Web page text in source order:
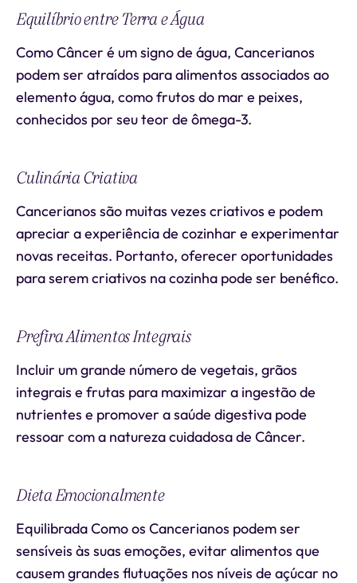
Equilíbrio entre Terra e Água
Como Câncer é um signo de água, Cancerianos
podem ser atraídos para alimentos associados ao
elemento água, como frutos do mar e peixes,
conhecidos por seu teor de ômega-3.
Culinária Criativa
Cancerianos são muitas vezes criativos e podem
apreciar a experiência de cozinhar e experimentar
novas receitas. Portanto, oferecer oportunidades
para serem criativos na cozinha pode ser benéfico.
Prefira Alimentos Integrais
Incluir um grande número de vegetais, grãos
integrais e frutas para maximizar a ingestão de
nutrientes e promover a saúde digestiva pode
ressoar com a natureza cuidadosa de Câncer.
Dieta Emocionalmente
Equilibrada Como os Cancerianos podem ser
sensíveis às suas emoções, evitar alimentos que
causem grandes flutuações nos níveis de açúcar no